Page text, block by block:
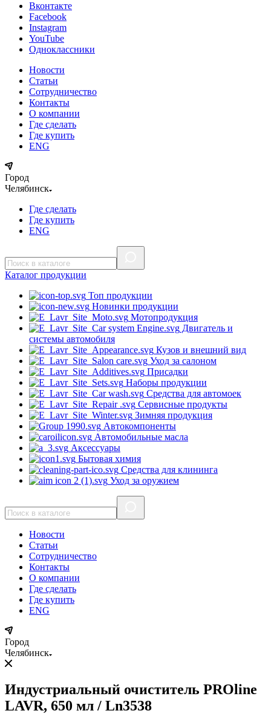
Вконтакте
Facebook
Instagram
YouTube
Одноклассники
Новости
Статьи
Сотрудничество
Контакты
О компании
Где сделать
Где купить
ENG
Город
Челябинск
Где сделать
Где купить
ENG
Каталог продукции
Топ продукции
Новинки продукции
Мотопродукция
Двигатель и
системы автомобиля
Кузов и внешний вид
Уход за салоном
Присадки
Наборы продукции
Средства для автомоек
Сервисные продукты
Зимняя продукция
Автокомпоненты
Автомобильные масла
Аксессуары
Бытовая химия
Средства для клининга
Уход за оружием
Новости
Статьи
Сотрудничество
Контакты
О компании
Где сделать
Где купить
ENG
Город
Челябинск
Индустриальный очиститель PROline
LAVR, 650 мл / Ln3538